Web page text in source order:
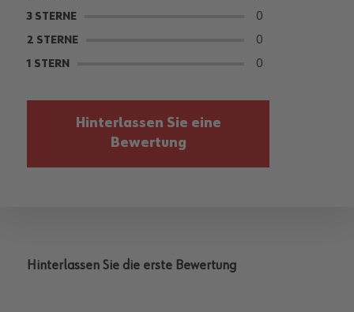
3 STERNE 0
2 STERNE 0
1 STERN 0
Hinterlassen Sie eine
Bewertung
Hinterlassen Sie die erste Bewertung